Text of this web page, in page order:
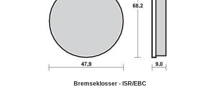
Bremseklosser - ISR/EBC